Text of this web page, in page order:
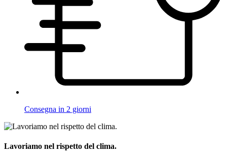
Consegna in 2 giorni
Lavoriamo nel rispetto del clima.